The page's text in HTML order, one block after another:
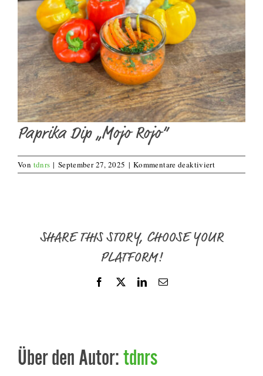
Paprika Dip „Mojo Rojo“
Von tdnrs | September 27, 2025 | Kommentare deaktiviertfür
Paprika
SHARE THIS STORY, CHOOSE YOUR
PLATFORM!
Facebook LinkedIn
E-
Über den Autor: tdnrs